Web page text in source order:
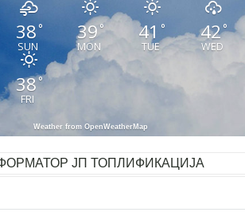
38 °
SUN
39°
MON
41 °
TUE
42°
WED
38°
FRI
Weather from OpenWeatherMap
ЈП ТОПЛИФИКАЦИЈА